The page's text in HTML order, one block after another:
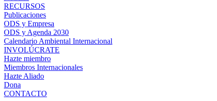
RECURSOS
Publicaciones
ODS y Empresa
ODS y Agenda 2030
Calendario Ambiental Internacional
INVOLÚCRATE
Hazte miembro
Miembros Internacionales
Hazte Aliado
Dona
CONTACTO